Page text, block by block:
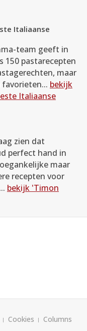
Italiaanse
team geeft in
150 pastarecepten
maar
bekijk
Italiaanse
zien dat
perfect hand in
maar
recepten voor
bekijk 'Timon
Cookies
Columns